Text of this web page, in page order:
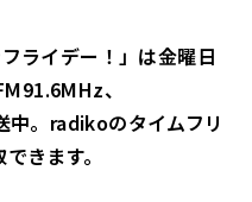
ライデー！」は金曜日
、
。radikoのタイムフリ
きます。